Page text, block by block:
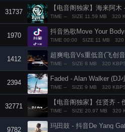
31737
【电音阁独家】海来阿
TIME -- SIZE 11.59 MB 320
1970
抖音热歌Move Your
TIME 00:00 SIZE 11 MB 320
1412
超爽电音Vs重低音(飞创
TIME -- SIZE 8 MB 320
2394
Faded - Alan Walker (DJ
TIME -- SIZE 9 MB 320
32771
【电音阁独家】任贤齐 -
TIME -- SIZE 20.97 MB 320
9782
玛田鼓 - 抖音De Yang